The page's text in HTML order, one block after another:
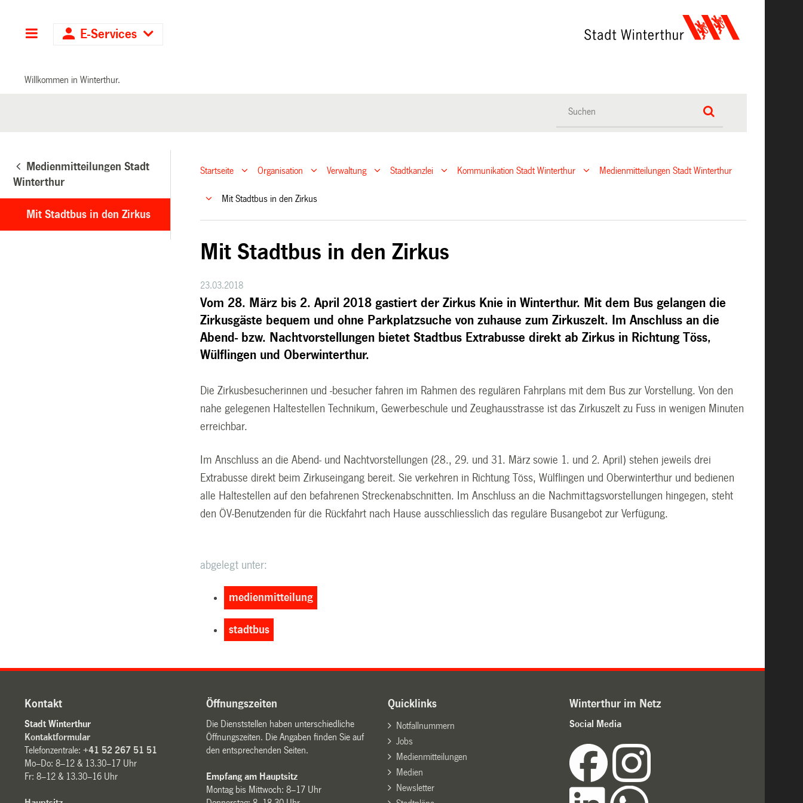
Hauptnavigation
E-Services
Willkommen in Winterthur.
Medienmitteilungen Stadt
Winterthur
Mit Stadtbus in den Zirkus
Startseite Organisation Verwaltung Stadtkanzlei Kommunikation Stadt Winterthur Medienmitteilungen Stadt Winterthur
Mit Stadtbus in den Zirkus
Mit Stadtbus in den Zirkus
23.03.2018
Vom 28. März bis 2. April 2018 gastiert der Zirkus Knie in Winterthur. Mit dem Bus gelangen die
Zirkusgäste bequem und ohne Parkplatzsuche von zuhause zum Zirkuszelt. Im Anschluss an die
Abend- bzw. Nachtvorstellungen bietet Stadtbus Extrabusse direkt ab Zirkus in Richtung Töss,
Wülflingen und Oberwinterthur.
Die Zirkusbesucherinnen und -besucher fahren im Rahmen des regulären Fahrplans mit dem Bus zur Vorstellung. Von den
nahe gelegenen Haltestellen Technikum, Gewerbeschule und Zeughausstrasse ist das Zirkuszelt zu Fuss in wenigen Minuten
erreichbar.
Im Anschluss an die Abend- und Nachtvorstellungen (28., 29. und 31. März sowie 1. und 2. April) stehen jeweils drei
Extrabusse direkt beim Zirkuseingang bereit. Sie verkehren in Richtung Töss, Wülflingen und Oberwinterthur und bedienen
alle Haltestellen auf den befahrenen Streckenabschnitten. Im Anschluss an die Nachmittagsvorstellungen hingegen, steht
den ÖV-Benutzenden für die Rückfahrt nach Hause ausschliesslich das reguläre Busangebot zur Verfügung.
abgelegt unter:
medienmitteilung
stadtbus
Kontakt
Stadt Winterthur
Kontaktformular
Telefonzentrale:+41 52 267 51 51
Mo–Do: 8–12 & 13.30–17 Uhr
Fr: 8–12 & 13.30–16 Uhr
Öffnungszeiten
Die Dienststellen haben unterschiedliche
Öffnungszeiten. Die Angaben finden Sie auf
den entsprechenden Seiten.
Empfang am Hauptsitz
Montag bis Mittwoch: 8–17 Uhr
Quicklinks
Notfallnummern
Jobs
Medienmitteilungen
Medien
Newsletter
Winterthur im Netz
Social Media